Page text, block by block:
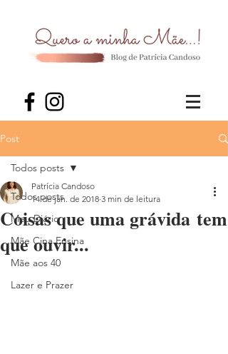
Post
Todos posts
Meu Diário
Mãe Cina Ensina
Mãe aos 40
Lazer e Prazer
Todos posts
Coisas que uma grávida tem
que ouvir...
Patrícia Candoso
14 de jan. de 2018 3 min de leitura